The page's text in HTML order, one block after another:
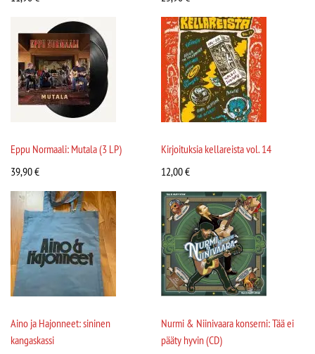
Eppu Normaali: Mutala (3 LP)
39,90€
Kirjoituksia kellareista vol. 14
12,00€
Aino ja Hajonneet: sininen
kangaskassi
Nurmi & Niinivaara konserni: Tää ei
pääty hyvin (CD)